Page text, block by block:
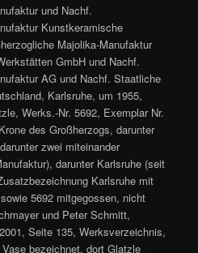
und Nachf.
Kunstkeramische
Majolika-Manufaktur
GmbH und Nachf.
AG und Nachf. Staatliche
Karlsruhe, um 1955,
Werks.-Nr. 5692, Exemplar Nr.
des Großherzogs, darunter
zwei miteinander
darunter Karlsruhe (seit
Karlsruhe mit
5692 mitgegossen, nicht
und Peter Schmitt,
Seite 135, Werksverzeichnis,
bezeichnet, dort Glatzle